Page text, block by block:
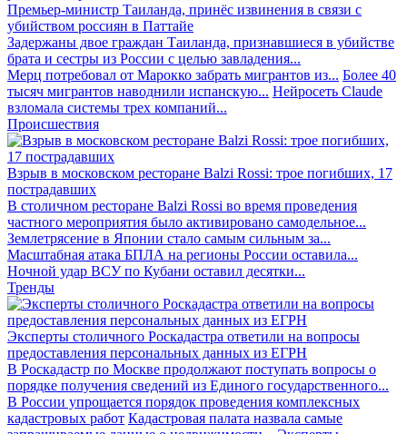
Премьер-министр Таиланда, принёс извинения в связи с
убийством россиян в Паттайе
Задержаны двое граждан Таиланда, признавшиеся в убийстве
брата и сестры из России с целью завладения...
Мерц потребовал от Марокко забрать мигрантов из... Более 40
тысяч мигрантов наводнили испанскую... Нейросеть Claude
взломала системы трех компаний...
Происшествия
Взрыв в московском ресторане Balzi Rossi: трое погибших, 17
пострадавших
В столичном ресторане Balzi Rossi во время проведения
частного мероприятия было активировано самодельное...
Землетрясение в Японии стало самым сильным за...
Масштабная атака БПЛА на регионы России оставила...
Ночной удар ВСУ по Кубани оставил десятки...
Тренды
Эксперты столичного Роскадастра ответили на вопросы
предоставления персональных данных из ЕГРН
В Роскадастр по Москве продолжают поступать вопросы о
порядке получения сведений из Единого государственного...
В России упрощается порядок проведения комплексных
кадастровых работ Кадастровая палата назвала самые